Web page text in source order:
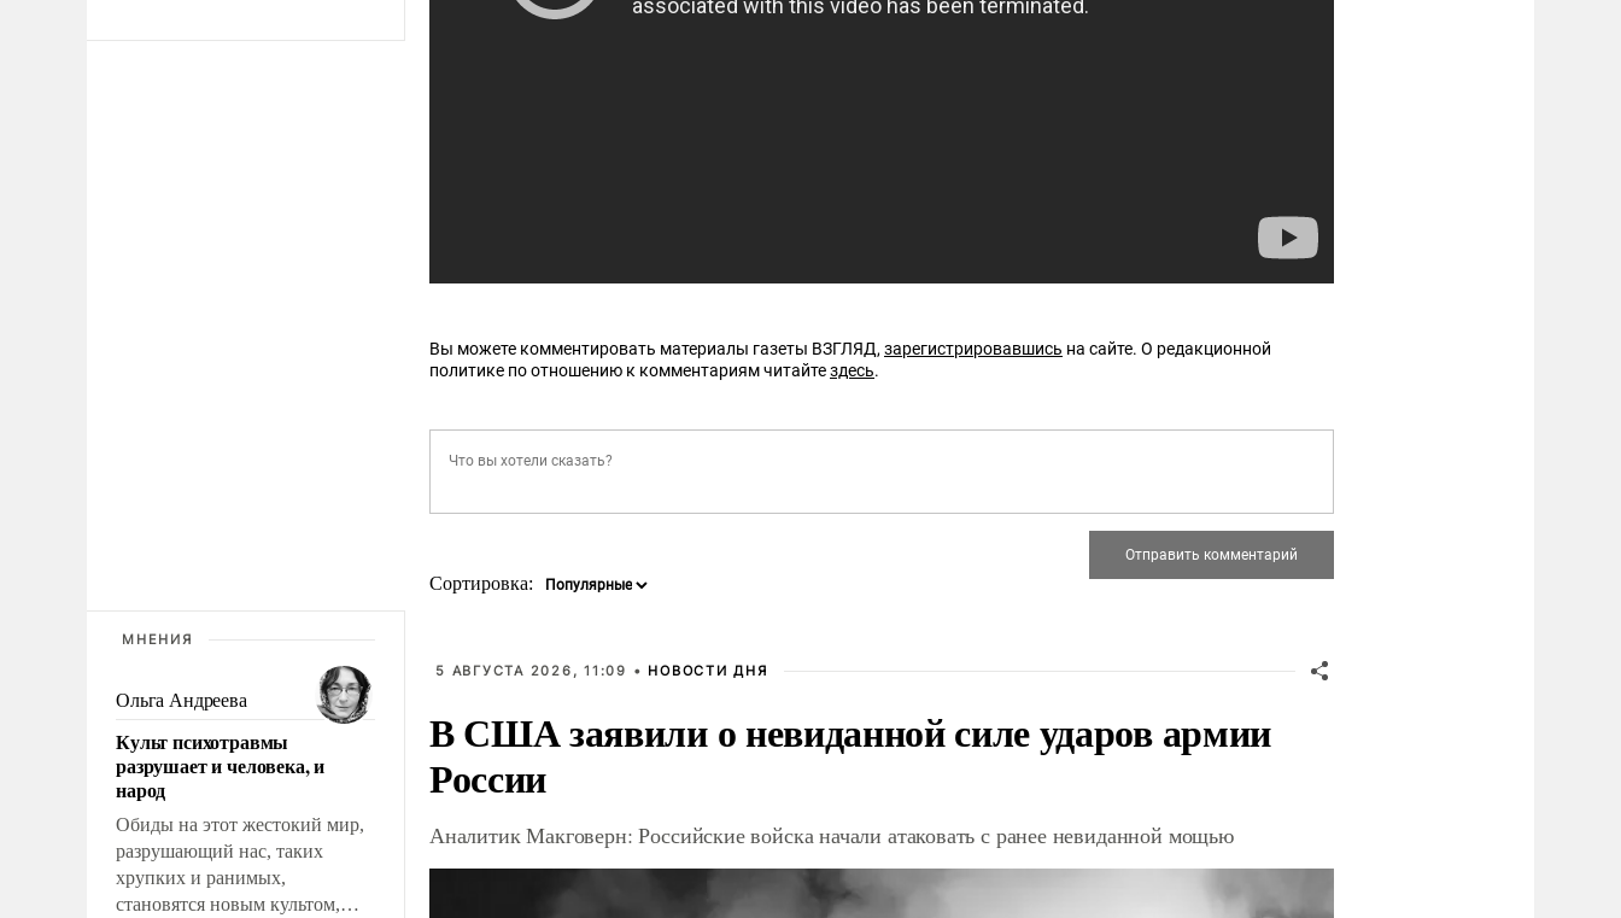
МНЕНИЯ
Ольга Андреева
Культ психотравмы
разрушает и человека, и
народ
Обиды на этот жестокий мир,
разрушающий нас, таких
хрупких и ранимых,
становятся новым культом,
Вы можете комментировать материалы газеты ВЗГЛЯД, зарегистрировавшись на сайте. О редакционной
политике по отношению к комментариям читайтездесь.
Сортировка:
5 АВГУСТА 2026, 11:09 • НОВОСТИ ДНЯ
В США заявили о невиданной силе ударов армии
России
Аналитик Макговерн: Российские войска начали атаковать с ранее невиданной мощью